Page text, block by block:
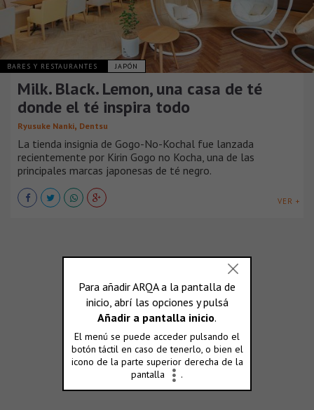
BARES Y RESTAURANTES JAPÓN
Milk. Black. Lemon, una casa de té
donde el té inspira todo
Ryusuke Nanki, Dentsu
La tienda insignia de Gogo-No-Kochal fue lanzada
recientemente por Kirin Gogo no Kocha, una de las
principales marcas japonesas de té negro.
VER +